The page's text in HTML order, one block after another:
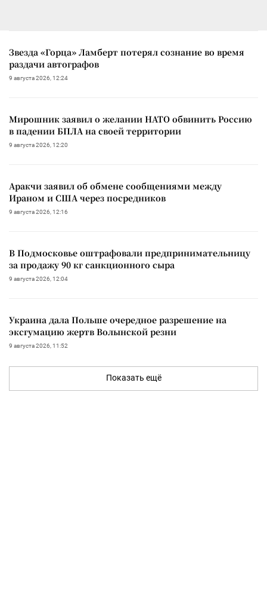
Звезда «Горца» Ламберт потерял сознание во время
раздачи автографов
9 августа 2026, 12:24
Мирошник заявил о желании НАТО обвинить Россию
в падении БПЛА на своей территории
9 августа 2026, 12:20
Аракчи заявил об обмене сообщениями между
Ираном и США через посредников
9 августа 2026, 12:16
В Подмосковье оштрафовали предпринимательницу
за продажу 90 кг санкционного сыра
9 августа 2026, 12:04
Украина дала Польше очередное разрешение на
эксгумацию жертв Волынской резни
9 августа 2026, 11:52
Показать ещё